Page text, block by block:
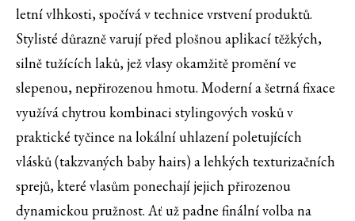
letní vlhkosti, spočívá v technice vrstvení produktů.
Stylisté důrazně varují před plošnou aplikací těžkých,
silně tužících laků, jež vlasy okamžitě promění ve
slepenou, nepřirozenou hmotu. Moderní a šetrná fixace
využívá chytrou kombinaci stylingových vosků v
praktické tyčince na lokální uhlazení poletujících
vlásků (takzvaných baby hairs) a lehkých texturizačních
sprejů, které vlasům ponechají jejich přirozenou
dynamickou pružnost. Ať už padne finální volba na